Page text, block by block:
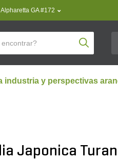
Alpharetta GA #172
Product
industria y perspectivas
Japonica